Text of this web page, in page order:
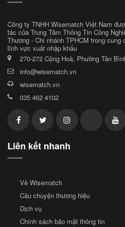
Công ty TNHH Wisematch Việt Nam
tác của Trung Tâm Thông Tin Công
Thương - Chi nhánh TPHCM trong cung
lĩnh vực xuất nhập khẩu
270-272 Cộng Hoà, Phường Tân
info@wisematch.vn
wisematch.vn
035 462 4102
Liên kết nhanh
Về Wisematch
Câu chuyện thương hiệu
Dịch vụ
Chính sách bảo mật thông tin